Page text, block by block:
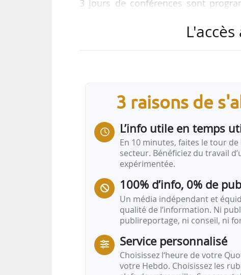
3 jours de conférences sont
• le Think Tank des
• des visites de sites et un salon
L’événement vise les collectivités,
(ferroviaire, aérien, mobilités…
3 raisons de
L’info utile en temps
En 10 minutes, faites le tour de
secteur. Bénéficiez du travail
expérimentée.
100% d’info, 0% de
Un média indépendant et
qualité de l’information. Ni
publireportage, ni conseil, ni
Service personnalisé
Choisissez l‘heure de votre
votre Hebdo. Choisissez les